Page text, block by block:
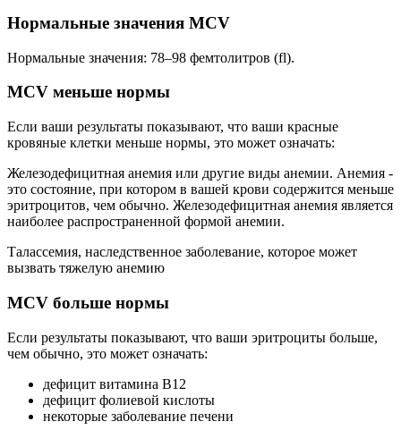
Нормальные значения MCV
Нормальные значения: 78–98 фемтолитров (fl).
MCV меньше нормы
Если ваши результаты показывают, что ваши красные
кровяные клетки меньше нормы, это может означать:
Железодефицитная анемия или другие виды анемии. Анемия -
это состояние, при котором в вашей крови содержится меньше
эритроцитов, чем обычно. Железодефицитная анемия является
наиболее распространенной формой анемии.
Талассемия, наследственное заболевание, которое может
вызвать тяжелую анемию
MCV больше нормы
Если результаты показывают, что ваши эритроциты больше,
чем обычно, это может означать:
дефицит витамина В12
дефицит фолиевой кислоты
некоторые заболевание печени